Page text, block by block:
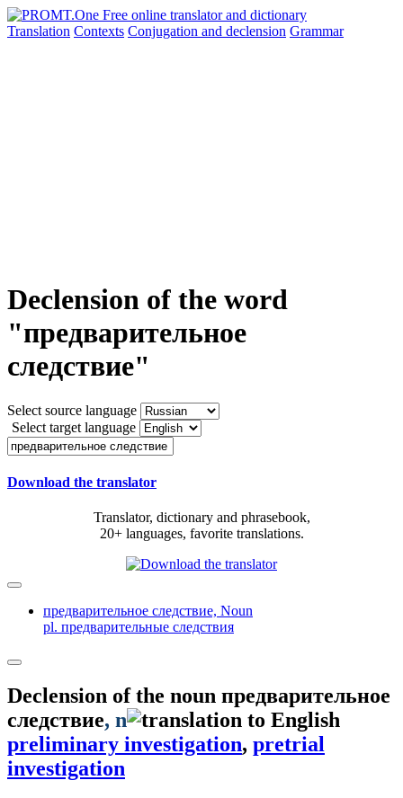
Translation Contexts Conjugation and declension Grammar
Declension of the word
"предварительное
следствие"
Select source language
Select target language
Download the translator
Translator, dictionary and phrasebook,
20+ languages, favorite translations.
предварительное следствие, Noun
pl. предварительные следствия
Declension of the noun предварительное
следствие, n
preliminary investigation, pretrial
investigation